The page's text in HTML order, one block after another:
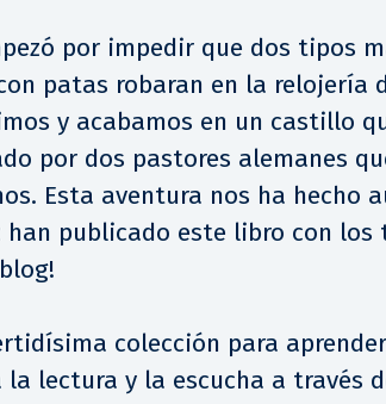
por impedir que dos tipos
patas robaran en la relojería
y acabamos en un castillo
por dos pastores alemanes
Esta aventura nos ha hecho
han publicado este libro con
colección para
lectura y la escucha a través